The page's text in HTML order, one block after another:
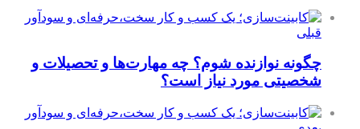
قبلی
چگونه نوازنده شوم؟ چه مهارت‌ها و تحصیلات و
شخصیتی مورد نیاز است؟